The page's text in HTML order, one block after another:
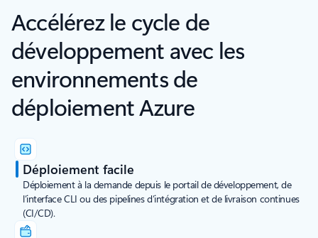
Accélérez le cycle de
développement avec les
environnements de
déploiement Azure
Déploiement facile
Déploiement à la demande depuis le portail de développement, de
l’interface CLI ou des pipelines d’intégration et de livraison continues
(CI/CD).